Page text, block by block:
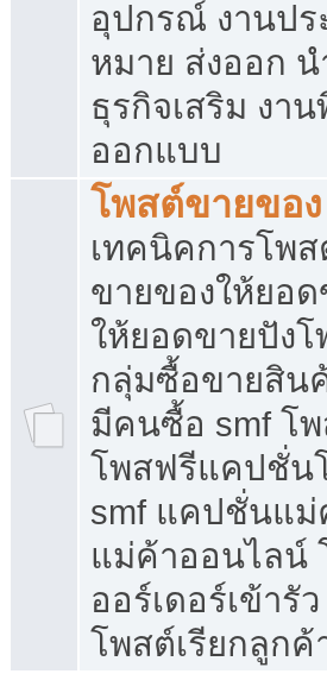
อุปกรณ์ งานป
หมาย ส่งออก น
ธุรกิจเสริม งา
ออกแบบ
โพสต์ขายของ
เทคนิคการโพ
ขายของให้ยอ
ให้ยอดขายปัง
กลุ่มซื้อขายสิน
มีคนซื้อ smf โ
โพสฟรีแคปชั่น
smf แคปชั่นแ
แม่ค้าออนไลน์
ออร์เดอร์เข้ารั
โพสต์เรียกลูกค้